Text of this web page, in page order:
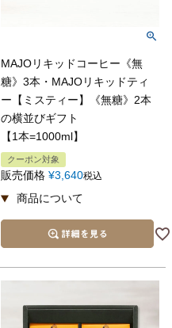
MAJOリキッドコーヒー《無
糖》3本・MAJOリキッドティ
ー【ミスティー】《無糖》2本
の横並びギフト
【1本=1000ml】
クーポン対象
販売価格 ¥3,640税込